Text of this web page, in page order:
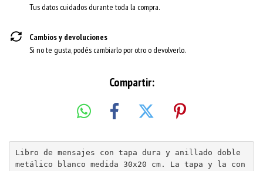
Tus datos cuidados durante toda la compra.
Cambios y devoluciones
Si no te gusta, podés cambiarlo por otro o devolverlo.
Compartir:
Libro de mensajes con tapa dura y anillado doble
metálico blanco medida 30x20 cm. La tapa y la con